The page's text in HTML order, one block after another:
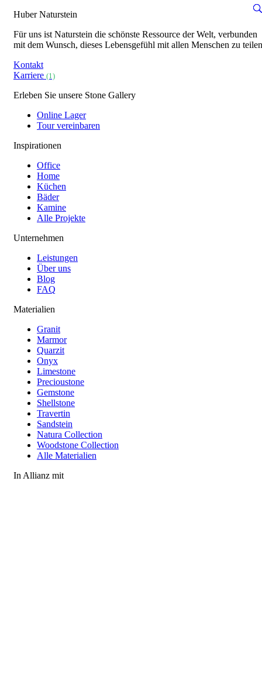
Huber Naturstein
Für uns ist Naturstein die schönste Ressource der Welt, verbunden
mit dem Wunsch, dieses Lebensgefühl mit allen Menschen zu
Kontakt
Karriere (1)
Erleben Sie unsere Stone Gallery
Online Lager
Tour vereinbaren
Inspirationen
Office
Home
Küchen
Bäder
Kamine
Alle Projekte
Unternehmen
Leistungen
Über uns
Blog
FAQ
Materialien
Granit
Marmor
Quarzit
Onyx
Limestone
Precioustone
Gemstone
Shellstone
Travertin
Sandstein
Natura Collection
Woodstone Collection
Alle Materialien
In Allianz mit